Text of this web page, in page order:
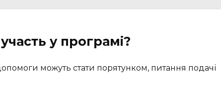
у програмі?
можуть стати порятунком, питання подачі